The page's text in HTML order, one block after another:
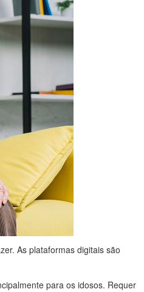
As plataformas digitais são
para os idosos. Requer